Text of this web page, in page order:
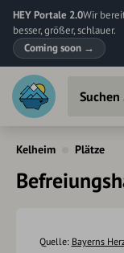
HEY Portale 2.0Wir
besser, größer, schlauer.
Coming soon →
Kelheim Plätze
Quelle: Bayerns